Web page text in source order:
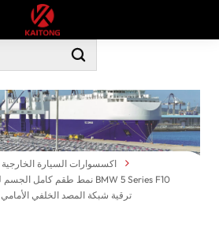
اكسسوارات السيارة الخارجية
2010-2017 ترقية شبكة المصد الخلفي الأمامي